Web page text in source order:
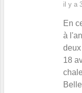
il y a
En
à
18